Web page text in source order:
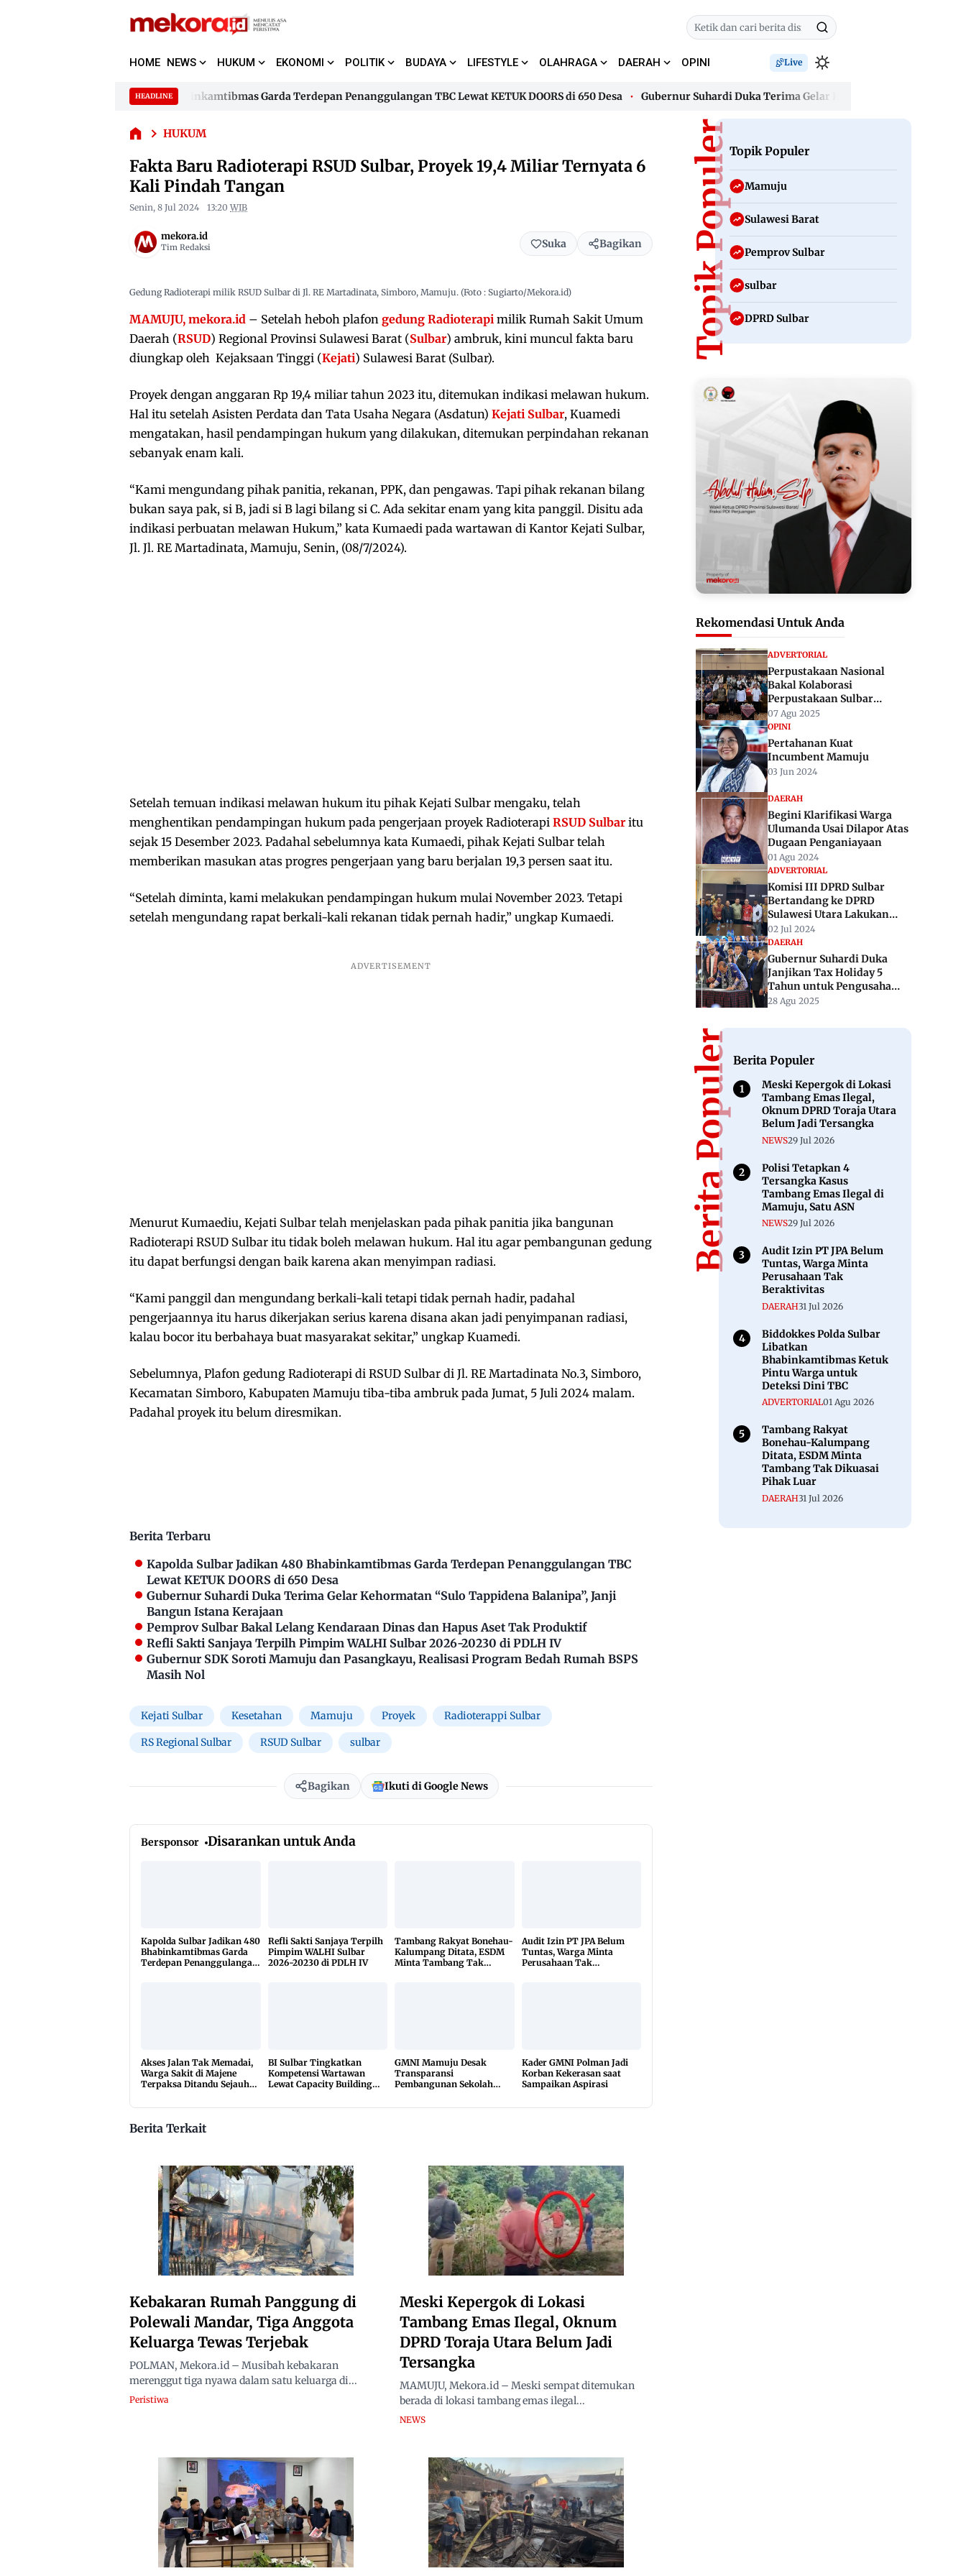
HOME NEWS HUKUM EKONOMI POLITIK BUDAYA LIFESTYLE OLAHRAGA DAERAH OPINI Live
HEADLINE
Kapolda Sulbar Jadikan 480 Bhabinkamtibmas Garda Terdepan Penanggulangan TBC Lewat KETUK DOORS di 650 Desa Gubernur Suhardi Duka Terima Gelar Kehormatan “Sulo Tappidena
Kapolda Sulbar Jadikan 480 Bhabinkamtibmas Garda Terdepan Penanggulangan TBC Lewat KETUK DOORS di 650 Desa Gubernur Suhardi Duka Terima Gelar Kehormatan “Sulo
HUKUM
Radioterapi
RSUD
Proyek 19,4
Ternyata 6
Kali Pindah
Tangan
Fakta Baru Radioterapi RSUD Sulbar, Proyek 19,4 Miliar Ternyata 6
Kali Pindah Tangan
Senin, 8 Jul 2024 13:20 WIB
mekora.id
Tim Redaksi Suka Bagikan
Gedung Radioterapi milik RSUD Sulbar di Jl. RE Martadinata, Simboro, Mamuju. (Foto : Sugiarto/Mekora.id)
MAMUJU, mekora.id – Setelah heboh plafon gedung Radioterapi milik Rumah Sakit Umum
Daerah (RSUD) Regional Provinsi Sulawesi Barat (Sulbar) ambruk, kini muncul fakta baru
diungkap oleh Kejaksaan Tinggi (Kejati) Sulawesi Barat (Sulbar).
Proyek dengan anggaran Rp 19,4 miliar tahun 2023 itu, ditemukan indikasi melawan hukum.
Hal itu setelah Asisten Perdata dan Tata Usaha Negara (Asdatun) Kejati Sulbar, Kuamedi
mengatakan, hasil pendampingan hukum yang dilakukan, ditemukan perpindahan rekanan
sebanyak enam kali.
“Kami mengundang pihak panitia, rekanan, PPK, dan pengawas. Tapi pihak rekanan bilang
bukan saya pak, si B, jadi si B lagi bilang si C. Ada sekitar enam yang kita panggil. Disitu ada
indikasi perbuatan melawan Hukum,” kata Kumaedi pada wartawan di Kantor Kejati Sulbar,
Jl. Jl. RE Martadinata, Mamuju, Senin, (08/7/2024).
Setelah temuan indikasi melawan hukum itu pihak Kejati Sulbar mengaku, telah
menghentikan pendampingan hukum pada pengerjaan proyek Radioterapi RSUD Sulbaritu
sejak 15 Desember 2023. Padahal sebelumnya kata Kumaedi, pihak Kejati Sulbar telah
memberikan masukan atas progres pengerjaan yang baru berjalan 19,3 persen saat itu.
“Setelah diminta, kami melakukan pendampingan hukum mulai November 2023. Tetapi
setelah mengundang rapat berkali-kali rekanan tidak pernah hadir,” ungkap Kumaedi.
Menurut Kumaediu, Kejati Sulbar telah menjelaskan pada pihak panitia jika bangunan
Radioterapi RSUD Sulbar itu tidak boleh melawan hukum. Hal itu agar pembangunan gedung
itu dapat berfungsi dengan baik karena akan menyimpan radiasi.
“Kami panggil dan mengundang berkali-kali tetapi tidak pernah hadir, padahal
pengerjaannya itu harus dikerjakan serius karena disana akan jadi penyimpanan radiasi,
kalau bocor itu berbahaya buat masyarakat sekitar,” ungkap Kuamedi.
Sebelumnya, Plafon gedung Radioterapi di RSUD Sulbar di Jl. RE Martadinata No.3, Simboro,
Kecamatan Simboro, Kabupaten Mamuju tiba-tiba ambruk pada Jumat, 5 Juli 2024 malam.
Padahal proyek itu belum diresmikan.
Berita Terbaru
Kapolda Sulbar Jadikan 480 Bhabinkamtibmas Garda Terdepan Penanggulangan TBC
Lewat KETUK DOORS di 650 Desa
Gubernur Suhardi Duka Terima Gelar Kehormatan “Sulo Tappidena Balanipa”, Janji
Bangun Istana Kerajaan
Pemprov Sulbar Bakal Lelang Kendaraan Dinas dan Hapus Aset Tak Produktif
Refli Sakti Sanjaya Terpilh Pimpim WALHI Sulbar 2026-20230 di PDLH IV
Gubernur SDK Soroti Mamuju dan Pasangkayu, Realisasi Program Bedah Rumah BSPS
Masih Nol
Kejati Sulbar Kesetahan Mamuju Proyek Radioterappi Sulbar
RS Regional Sulbar RSUD Sulbar sulbar
Bagikan Ikuti di Google News
Bersponsor Disarankan untuk Anda
Kapolda Sulbar Jadikan 480
Bhabinkamtibmas Garda
Terdepan Penanggulangan
Refli Sakti Sanjaya Terpilh
Pimpim WALHI Sulbar
2026-20230 di PDLH IV
Tambang Rakyat Bonehau-
Kalumpang Ditata, ESDM
Minta Tambang Tak
Audit Izin PT JPA Belum
Tuntas, Warga Minta
Perusahaan Tak
Akses Jalan Tak Memadai,
Warga Sakit di Majene
Terpaksa Ditandu Sejauh
BI Sulbar Tingkatkan
Kompetensi Wartawan
Lewat Capacity Building
GMNI Mamuju Desak
Transparansi
Pembangunan Sekolah
Material Dibuka
Kader GMNI Polman Jadi
Korban Kekerasan saat
Sampaikan Aspirasi
Berita Terkait
Kebakaran Rumah Panggung di
Polewali Mandar, Tiga Anggota
Keluarga Tewas Terjebak
POLMAN, Mekora.id – Musibah kebakaran
merenggut tiga nyawa dalam satu keluarga di...
Peristiwa
Meski Kepergok di Lokasi
Tambang Emas Ilegal, Oknum
DPRD Toraja Utara Belum Jadi
Tersangka
MAMUJU, Mekora.id – Meski sempat ditemukan
berada di lokasi tambang emas ilegal...
NEWS
Topik PopulerTopik Populer
Mamuju
Sulawesi Barat
Pemprov Sulbar
sulbar
DPRD Sulbar
Rekomendasi Untuk Anda
ADVERTORIAL
Perpustakaan Nasional
Bakal Kolaborasi
Perpustakaan Sulbar
Kuatkan Ekosistem Literasi
ke Sekolah-Sekolah
07 Agu 2025
OPINI
Pertahanan Kuat
Incumbent Mamuju
03 Jun 2024
DAERAH
Begini Klarifikasi Warga
Ulumanda Usai Dilapor Atas
Dugaan Penganiayaan
01 Agu 2024
ADVERTORIAL
Komisi III DPRD Sulbar
Bertandang ke DPRD
Sulawesi Utara Lakukan
Kunjungan Kerja
02 Jul 2024
DAERAH
Gubernur Suhardi Duka
Janjikan Tax Holiday 5
Tahun untuk Pengusaha
Muda HIPMI Sulbar
28 Agu 2025
Berita PopulerBerita Populer
Meski Kepergok di Lokasi
Tambang Emas Ilegal,
Oknum DPRD Toraja Utara
Belum Jadi Tersangka
NEWS29 Jul 2026
Polisi Tetapkan 4
Tersangka Kasus
Tambang Emas Ilegal di
Mamuju, Satu ASN
NEWS29 Jul 2026
Audit Izin PT JPA Belum
Tuntas, Warga Minta
Perusahaan Tak
Beraktivitas
DAERAH31 Jul 2026
Biddokkes Polda Sulbar
Libatkan
Bhabinkamtibmas Ketuk
Pintu Warga untuk
Deteksi Dini TBC
ADVERTORIAL01 Agu 2026
Tambang Rakyat
Bonehau-Kalumpang
Ditata, ESDM Minta
Tambang Tak Dikuasai
Pihak Luar
DAERAH31 Jul 2026